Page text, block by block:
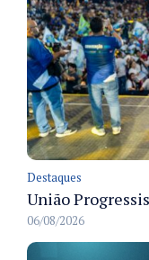
Destaques
06/08/2026